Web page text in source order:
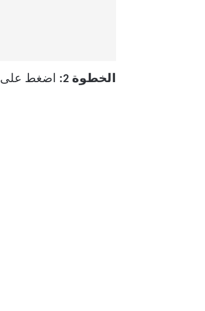
الخطوة 2: اضغط على